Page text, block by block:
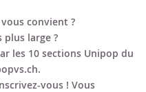
convient ?
plus large ?
les 10 sections Unipop du
vous ! Vous